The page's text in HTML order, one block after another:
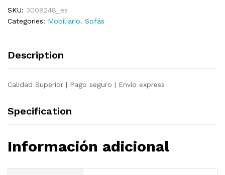
SKU: 3008248_es
Categories: Mobiliario, Sofás
Description
Calidad Superior | Pago seguro | Envio express
Specification
Información adicional